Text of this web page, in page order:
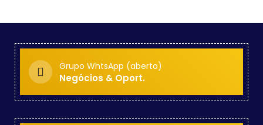
Grupo WhtsApp (aberto)
Negócios & Oport.